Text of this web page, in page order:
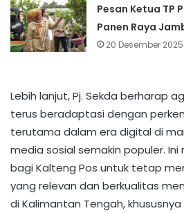
Pesan Ketua TP
Panen Raya
20 Desember 2025
Lebih lanjut, Pj. Sekda berharap
terus beradaptasi dengan
terutama dalam era digital di
media sosial semakin populer.
bagi Kalteng Pos untuk tetap
yang relevan dan berkualitas
di Kalimantan Tengah,